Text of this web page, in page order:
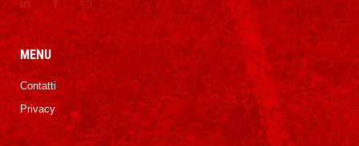
MENU
Contatti
Privacy